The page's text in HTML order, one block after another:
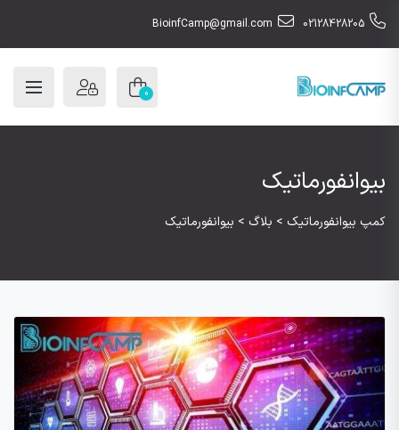
02128428205
BioinfCamp@gmail.com
0
بیوانفورماتیک
کمپ بیوانفورماتیک > بلاگ > بیوانفورماتیک